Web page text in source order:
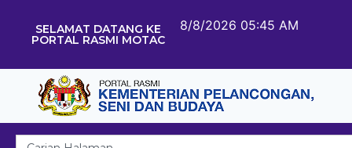
SELAMAT DATANG KE
PORTAL RASMI MOTAC
8/8/2026 05:45 AM